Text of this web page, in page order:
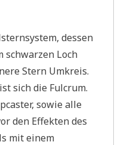
dessen
schwarzen Loch
Stern Umkreis.
sich die Fulcrum.
sowie alle
den Effekten des
mit einem